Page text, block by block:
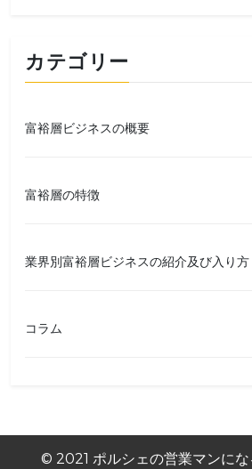
カテゴリー
富裕層ビジネスの概要
富裕層の特徴
業界別富裕層ビジネスの紹介及び入り方
コラム
© 2021 ポルシェの営業マンに